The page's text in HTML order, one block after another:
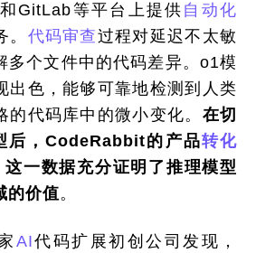
GitLab等平台上提供 自动化
。 代码审查过程对延迟不太敏
多个文件中的代码差异。o1模
出色，能够可靠地检测到人类
的代码库中的微小变化。 在切
后，CodeRabbit的产品转化
一数据充分证明了推理模型
的价值。
AI代码扩展初创公司发现，